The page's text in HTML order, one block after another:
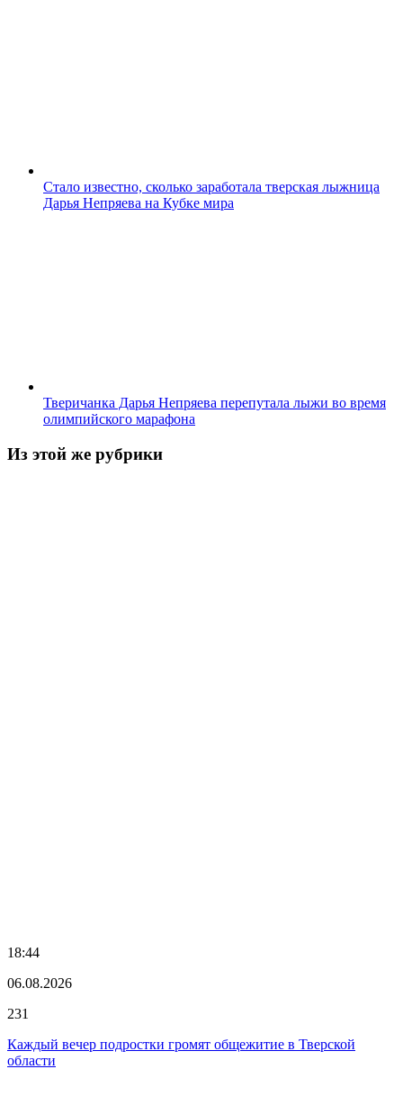
Стало известно, сколько заработала тверская лыжница
Дарья Непряева на Кубке мира
Тверичанка Дарья Непряева перепутала лыжи во время
олимпийского марафона
Из этой же рубрики
18:44
06.08.2026
231
Каждый вечер подростки громят общежитие в Тверской
области